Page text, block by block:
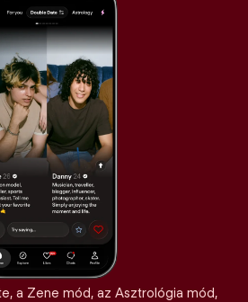
a Zene mód, az Asztrológia mód,